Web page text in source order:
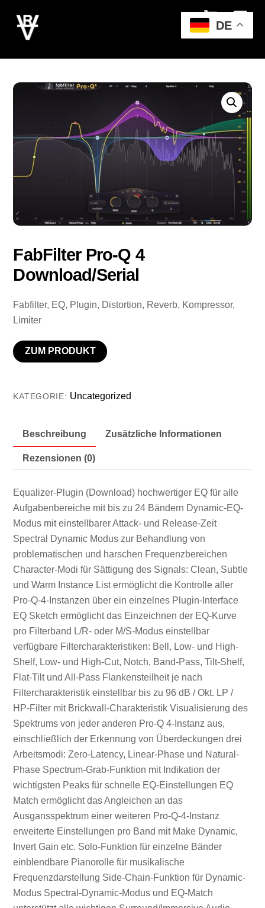
content
Cart
FabFilter Pro-Q 4
Download/Serial
Fabfilter, EQ, Plugin, Distortion, Reverb, Kompressor,
Limiter
ZUM PRODUKT
KATEGORIE: Uncategorized
Beschreibung Zusätzliche Informationen
Rezensionen (0)
Equalizer-Plugin (Download) hochwertiger EQ für alle
Aufgabenbereiche mit bis zu 24 Bändern Dynamic-EQ-
Modus mit einstellbarer Attack- und Release-Zeit
Spectral Dynamic Modus zur Behandlung von
problematischen und harschen Frequenzbereichen
Character-Modi für Sättigung des Signals: Clean, Subtle
und Warm Instance List ermöglicht die Kontrolle aller
Pro-Q-4-Instanzen über ein einzelnes Plugin-Interface
EQ Sketch ermöglicht das Einzeichnen der EQ-Kurve
pro Filterband L/R- oder M/S-Modus einstellbar
verfügbare Filtercharakteristiken: Bell, Low- und High-
Shelf, Low- und High-Cut, Notch, Band-Pass, Tilt-Shelf,
Flat-Tilt und All-Pass Flankensteilheit je nach
Filtercharakteristik einstellbar bis zu 96 dB / Okt. LP /
HP-Filter mit Brickwall-Charakteristik Visualisierung des
Spektrums von jeder anderen Pro-Q 4-Instanz aus,
einschließlich der Erkennung von Überdeckungen drei
Arbeitsmodi: Zero-Latency, Linear-Phase und Natural-
Phase Spectrum-Grab-Funktion mit Indikation der
wichtigsten Peaks für schnelle EQ-Einstellungen EQ
Match ermöglicht das Angleichen an das
Ausgansspektrum einer weiteren Pro-Q-4-Instanz
erweiterte Einstellungen pro Band mit Make Dynamic,
Invert Gain etc. Solo-Funktion für einzelne Bänder
einblendbare Pianorolle für musikalische
Frequenzdarstellung Side-Chain-Funktion für Dynamic-
Modus Spectral-Dynamic-Modus und EQ-Match
DE